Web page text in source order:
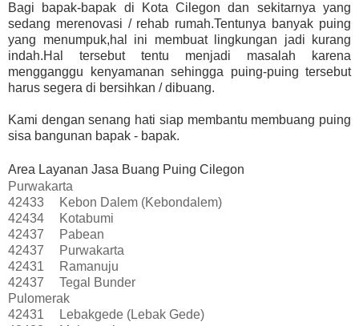
Bagi bapak-bapak di Kota Cilegon dan sekitarnya yang
sedang merenovasi / rehab rumah.Tentunya banyak puing
yang menumpuk,hal ini membuat lingkungan jadi kurang
indah.Hal tersebut tentu menjadi masalah karena
mengganggu kenyamanan sehingga puing-puing tersebut
harus segera di bersihkan / dibuang.
Kami dengan senang hati siap membantu membuang puing
sisa bangunan bapak - bapak.
Area Layanan Jasa Buang Puing Cilegon
Purwakarta
42433
Kebon Dalem (Kebondalem)
42434
Kotabumi
42437
Pabean
42437
Purwakarta
42431
Ramanuju
42437
Tegal Bunder
Pulomerak
42431
Lebakgede (Lebak Gede)